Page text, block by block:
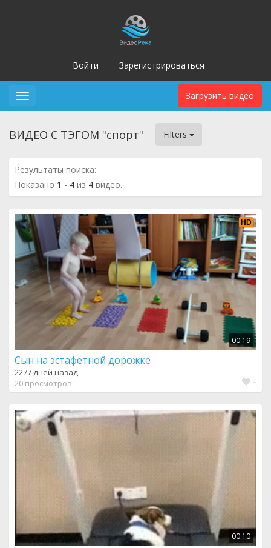
Войти Зарегистрироваться
Загрузить видео
Toggle
ВИДЕО С ТЭГОМ "спорт" Filters
Результаты поиска:
Показано 1 - 4 из 4 видео.
HD
00:19
Сын на эстафетной дорожке
2277 дней назад
20 просмотров
-
00:10